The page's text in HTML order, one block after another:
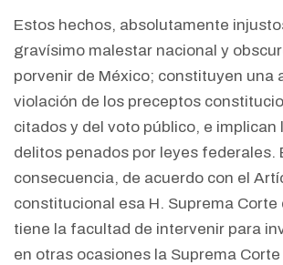
Estos hechos, absolutamente
gravísimo malestar nacional y
porvenir de México; constituyen una
violación de los preceptos
citados y del voto público, e implican
delitos penados por leyes federales.
consecuencia, de acuerdo con el
constitucional esa H. Suprema
tiene la facultad de intervenir para
en otras ocasiones la Suprema